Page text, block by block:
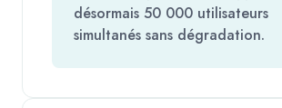
désormais 50 000 utilisateurs
simultanés sans dégradation.